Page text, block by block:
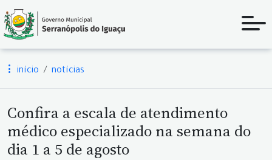
início notícias
Confira a escala de atendimento
médico especializado na semana do
dia 1 a 5 de agosto